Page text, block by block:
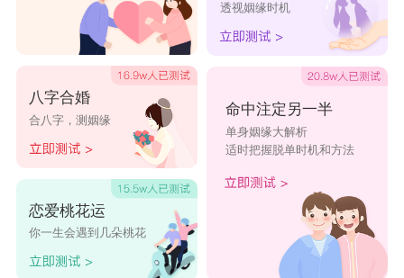
八字合婚
合八字，测姻缘
恋爱桃花运
你一生会遇到几朵桃花
透视姻缘时机
命中注定另一半
单身姻缘大解析
适时把握脱单时机和方法